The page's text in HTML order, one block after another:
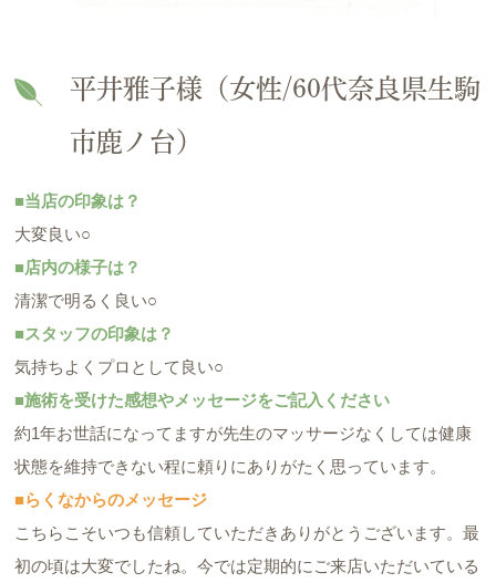
平井雅子様（女性/60代奈良県生駒
市鹿ノ台）
■当店の印象は？
大変良い○
■店内の様子は？
清潔で明るく良い○
■スタッフの印象は？
気持ちよくプロとして良い○
■施術を受けた感想やメッセージをご記入ください
約1年お世話になってますが先生のマッサージなくしては健康
状態を維持できない程に頼りにありがたく思っています。
■らくなからのメッセージ
こちらこそいつも信頼していただきありがとうございます。最
初の頃は大変でしたね。今では定期的にご来店いただいている